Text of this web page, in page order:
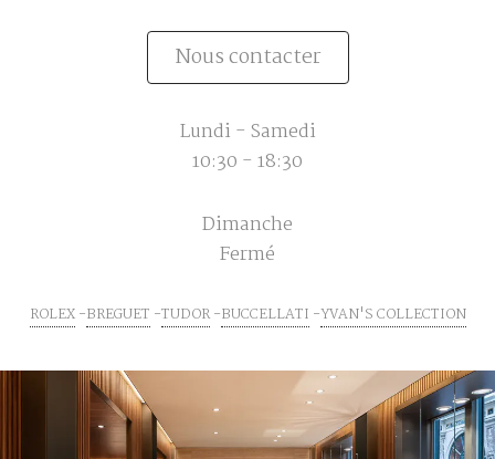
Nous contacter
Lundi - Samedi
10:30 - 18:30
Dimanche
Fermé
ROLEX BREGUET TUDOR BUCCELLATI YVAN'S COLLECTION